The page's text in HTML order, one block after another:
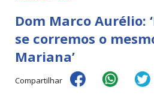
Dom Marco Aurélio:
se corremos o
Mariana’
Compartilhar